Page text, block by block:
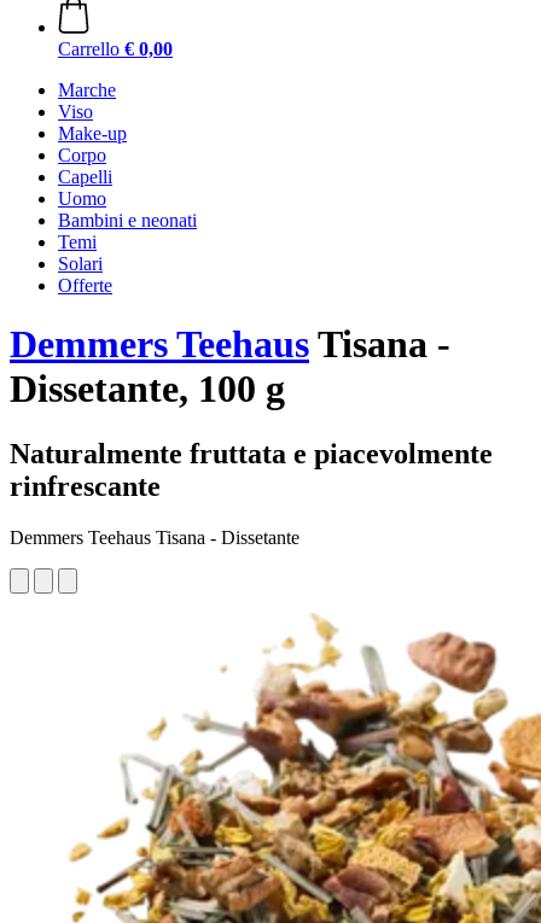
Carrello € 0,00
Marche
Viso
Make-up
Corpo
Capelli
Uomo
Bambini e neonati
Temi
Solari
Offerte
Demmers TeehausTisana -
Dissetante, 100 g
Naturalmente fruttata e piacevolmente
rinfrescante
Demmers Teehaus Tisana - Dissetante